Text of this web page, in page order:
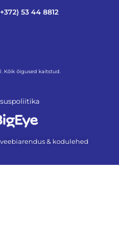
53 44 8812
Kõik õigused kaitstud.
& kodulehed